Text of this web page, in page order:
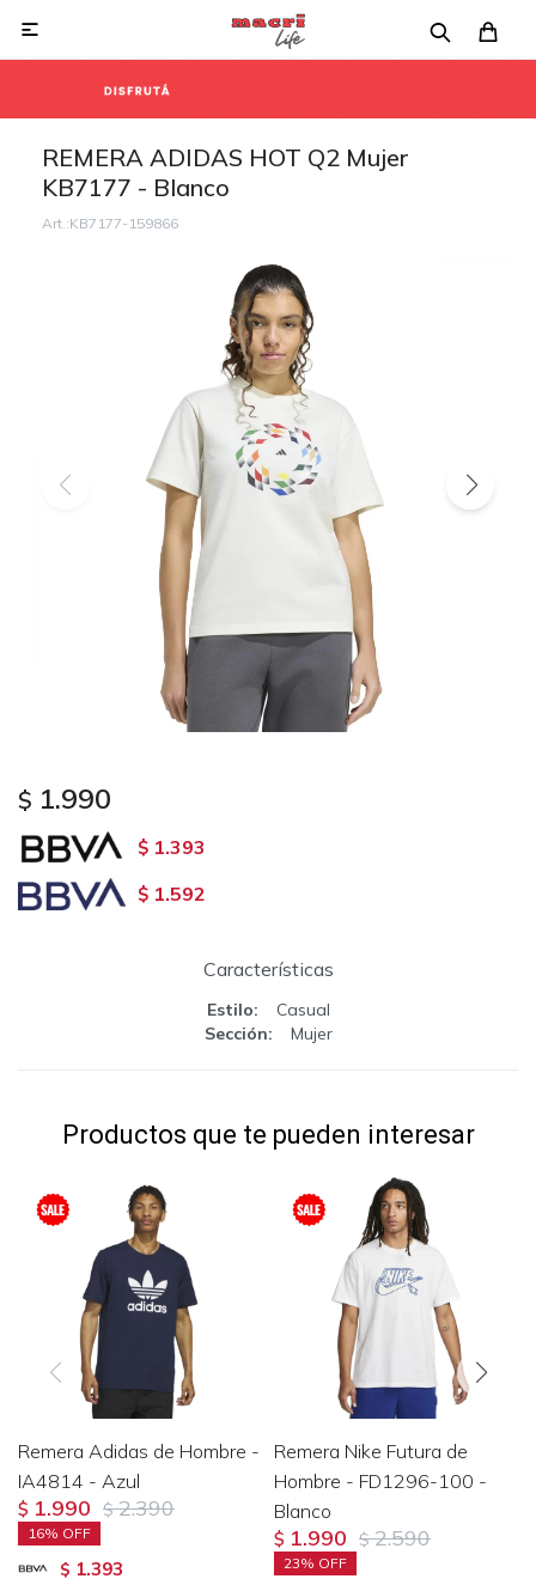

REMERA ADIDAS HOT Q2 Mujer
KB7177 - Blanco
KB7177-159866
$ 1.990
$ 1.393
$ 1.592
Características
Estilo
Casual
Sección
Mujer
Productos que te pueden interesar
Remera Adidas de Hombre -
IA4814 - Azul
$ 1.990 $ 2.390
16
$ 1.393
Remera Nike Futura de
Hombre - FD1296-100 -
Blanco
$ 1.990 $ 2.590
23